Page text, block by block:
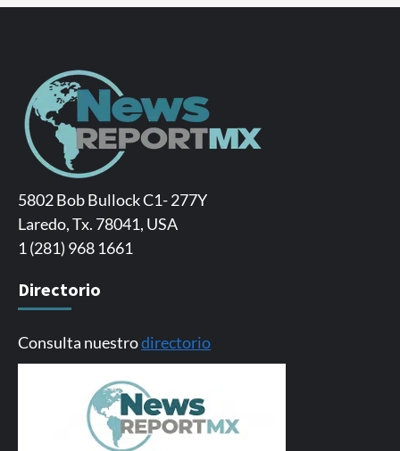
5802 Bob Bullock C1- 277Y
Laredo, Tx. 78041, USA
1 (281) 968 1661
Directorio
Consulta nuestrodirectorio